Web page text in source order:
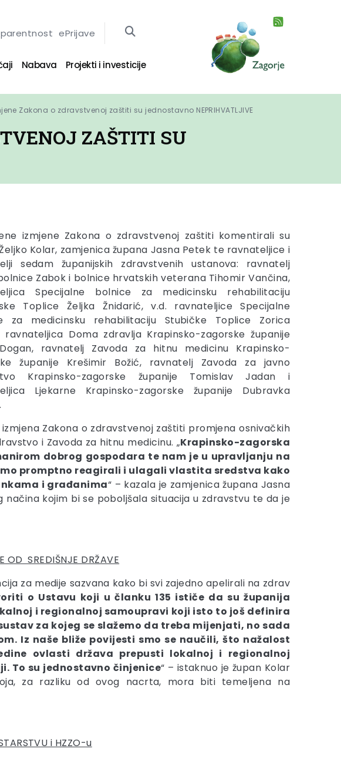
ePrijave
Nabava Projekti i investicije
Zakona o zdravstvenoj zaštiti su jednostavno NEPRIHVATLJIVE
ZAŠTITI SU
izmjene Zakona o zdravstvenoj zaštiti komentirali su
Kolar, zamjenica župana Jasna Petek te ravnateljice i
sedam županijskih zdravstvenih ustanova: ravnatelj
Zabok i bolnice hrvatskih veterana Tihomir Vančina,
Specijalne bolnice za medicinsku rehabilitaciju
Toplice Željka Žnidarić, v.d. ravnateljice Specijalne
za medicinsku rehabilitaciju Stubičke Toplice Zorica
ravnateljica Doma zdravlja Krapinsko-zagorske županije
ravnatelj Zavoda za hitnu medicinu Krapinsko-
županije Krešimir Božić, ravnatelj Zavoda za javno
Krapinsko-zagorske županije Tomislav Jadan i
Ljekarne Krapinsko-zagorske županije Dubravka
Zakona o zdravstvenoj zaštiti promjena osnivačkih
i Zavoda za hitnu medicinu. „Krapinsko-zagorska
dobrog gospodara te nam je u upravljanju na
promptno reagirali i ulagali vlastita sredstva kako
i građanima“ – kazala je zamjenica župana Jasna
kojim bi se poboljšala situacija u zdravstvu te da je
OD SREDIŠNJE DRŽAVE
za medije sazvana kako bi svi zajedno apelirali na zdrav
o Ustavu koji u članku 135 ističe da su županija
i regionalnoj samoupravi koji isto to još definira
za kojeg se slažemo da treba mijenjati, no sada
Iz naše bliže povijesti smo se naučili, što nažalost
ovlasti država prepusti lokalnoj i regionalnoj
To su jednostavno činjenice“ – istaknuo je župan Kolar
za razliku od ovog nacrta, mora biti temeljena na
i HZZO-u